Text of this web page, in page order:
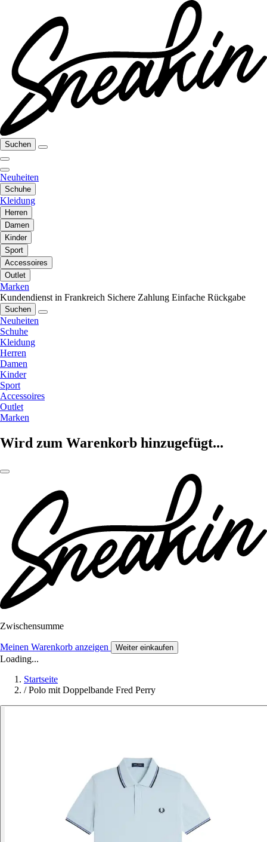
Suchen
Neuheiten
Schuhe
Kleidung
Herren
Damen
Kinder
Sport
Accessoires
Outlet
Marken
Kundendienst in Frankreich Sichere Zahlung Einfache Rückgabe
Suchen
Neuheiten
Schuhe
Kleidung
Herren
Damen
Kinder
Sport
Accessoires
Outlet
Marken
Wird zum Warenkorb hinzugefügt...
Zwischensumme
Meinen Warenkorb anzeigen Weiter einkaufen
Loading...
Startseite
/ Polo mit Doppelbande Fred Perry